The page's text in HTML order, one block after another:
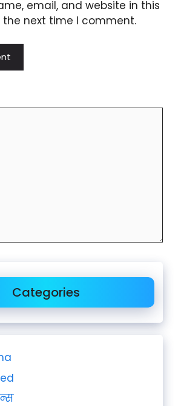
email, and website in this
the next time I comment.
Categories